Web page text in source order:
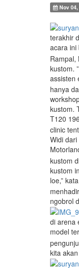
Nov
terakhir
acara ini
Rampal,
kustom.
assisten
hanya
kustom.
T120
clinic
Widi
kustom
kustom
loe,”
ngobrol
di arena
model
kita